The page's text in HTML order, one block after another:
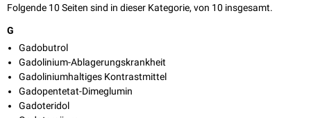
Folgende 10 Seiten sind in dieser Kategorie, von 10 insgesamt.
G
Gadobutrol
Gadolinium-Ablagerungskrankheit
Gadoliniumhaltiges Kontrastmittel
Gadopentetat-Dimeglumin
Gadoteridol